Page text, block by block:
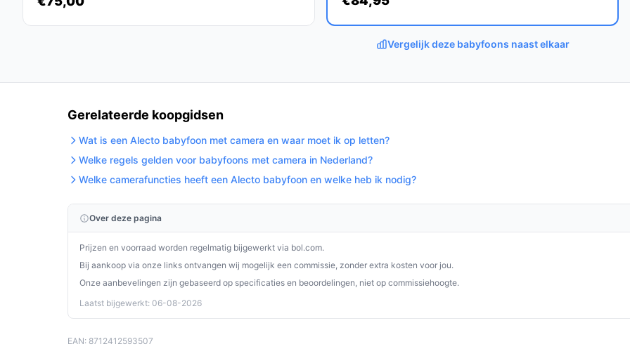
zijn naar een betrouwbare en gebruiksvriendelijke oplossing. Met zijn veelzijdige functies en
uitbreidbaarheid biedt deze babyfoon alles wat je nodig hebt om je kindje veilig in de gaten te
Ontdek alle specificaties en vergelijk prijzen op bestebabyfoonmetcamera.nl. Kies bewust
Vergelijk deze babyfoons naast elkaar
Gerelateerde koopgidsen
Wat is een Alecto babyfoon met camera en waar moet ik op letten?
Welke regels gelden voor babyfoons met camera in Nederland?
Welke camerafuncties heeft een Alecto babyfoon en welke heb ik nodig?
Over deze pagina
Prijzen en voorraad worden regelmatig bijgewerkt via bol.com.
Bij aankoop via onze links ontvangen wij mogelijk een commissie, zonder extra kosten voor jou.
Onze aanbevelingen zijn gebaseerd op specificaties en beoordelingen, niet op commissiehoogte.
Laatst bijgewerkt: 06-08-2026
EAN: 8712412593507